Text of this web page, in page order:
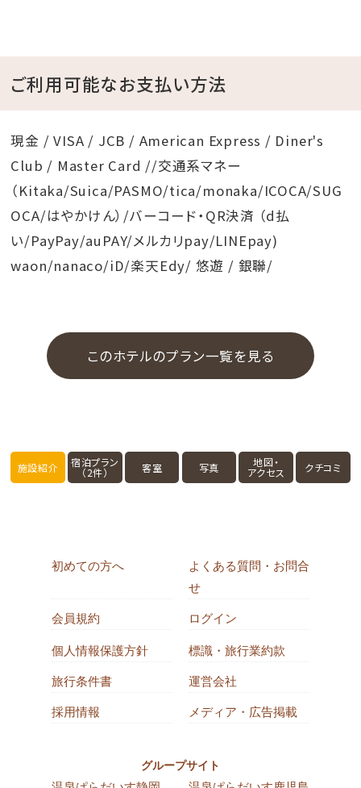
ご利用可能なお支払い方法
現金 / VISA / JCB / American Express / Diner's
Club / Master Card //交通系マネー
（Kitaka/Suica/PASMO/tica/monaka/ICOCA/SUG
OCA/はやかけん）/バーコード・QR決済 （d払
い/PayPay/auPAY/メルカリpay/LINEpay)
waon/nanaco/iD/楽天Edy/ 悠遊 / 銀聯/
このホテルのプラン一覧を見る
施設紹介 宿泊プラン
（2件） 客室 写真 地図・
アクセス クチコミ
初めての方へ
よくある質問・お問合
せ
会員規約 ログイン
個人情報保護方針 標識・旅行業約款
旅行条件書 運営会社
採用情報 メディア・広告掲載
グループサイト